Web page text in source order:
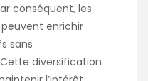
conséquent, les
enrichir
sans
diversification